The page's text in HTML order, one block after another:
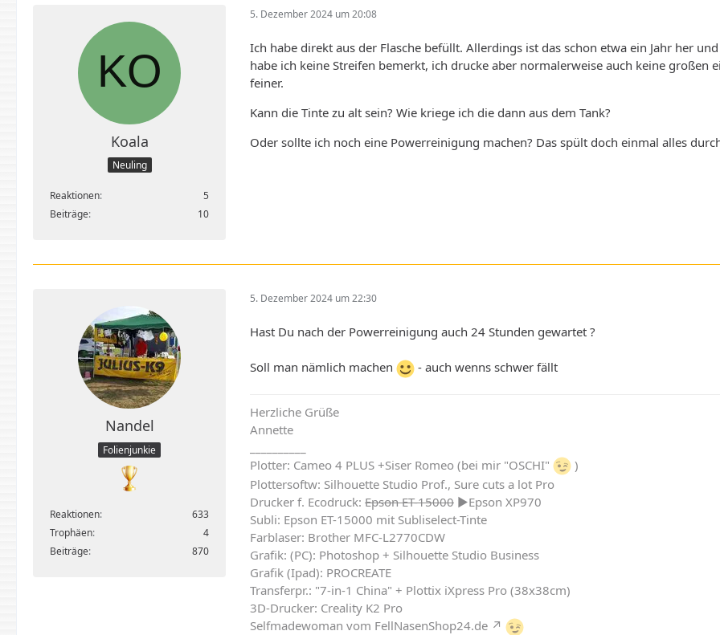
Koala
Neuling
Reaktionen
5
Beiträge
10
5. Dezember 2024 um 20:08
Ich habe direkt aus der Flasche befüllt. Allerdings ist das schon etwa ein Jahr her
habe ich keine Streifen bemerkt, ich drucke aber normalerweise auch keine
feiner.
Kann die Tinte zu alt sein? Wie kriege ich die dann aus dem Tank?
Oder sollte ich noch eine Powerreinigung machen? Das spült doch einmal alles
Nandel
Folienjunkie
Reaktionen
633
Trophäen
4
Beiträge
870
5. Dezember 2024 um 22:30
Hast Du nach der Powerreinigung auch 24 Stunden gewartet ?
Soll man nämlich machen - auch wenns schwer fällt
Herzliche Grüße
Annette
Plotter: Cameo 4 PLUS +Siser Romeo (bei mir "OSCHI"
)
Plottersoftw: Silhouette Studio Prof., Sure cuts a lot Pro
Drucker f. Ecodruck: Epson ET-15000 ►Epson XP970
Subli: Epson ET-15000 mit Subliselect-Tinte
Farblaser: Brother MFC-L2770CDW
Grafik: (PC): Photoshop + Silhouette Studio Business
Grafik (Ipad): PROCREATE
Transferpr.: "7-in-1 China" + Plottix iXpress Pro (38x38cm)
3D-Drucker: Creality K2 Pro
Selfmadewoman vom FellNasenShop24.de